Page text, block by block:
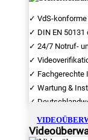
✓ VdS-
✓ DIN EN 50131
✓ 24/7 Notruf-
✓
✓ Fachgerechte
✓ Wartung &
✓